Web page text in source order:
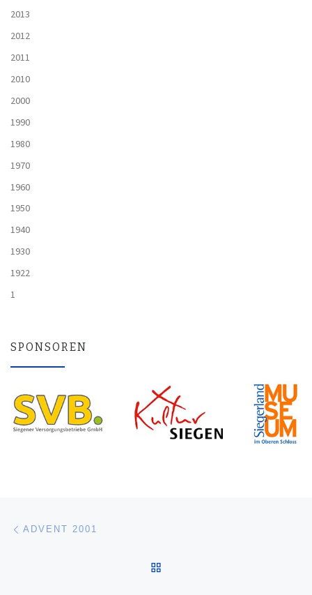
2013
2012
2011
2010
2000
1990
1980
1970
1960
1950
1940
1930
1922
1
SPONSOREN
Beitragsnavigation
ADVENT 2001